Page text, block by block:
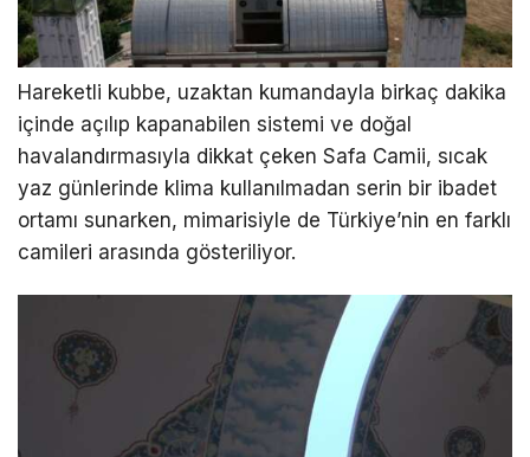
Hareketli kubbe, uzaktan kumandayla birkaç dakika
içinde açılıp kapanabilen sistemi ve doğal
havalandırmasıyla dikkat çeken Safa Camii, sıcak
yaz günlerinde klima kullanılmadan serin bir ibadet
ortamı sunarken, mimarisiyle de Türkiye’nin en farklı
camileri arasında gösteriliyor.